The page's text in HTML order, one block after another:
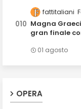
fattitaliani
Magna
gran finale
01 agosto
OPERA